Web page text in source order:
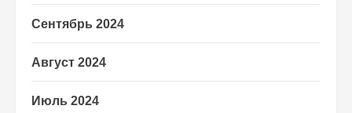
Сентябрь 2024
Август 2024
Июль 2024